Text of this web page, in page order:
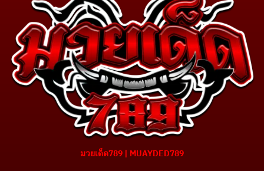
มวยเด็ด789 | MUAYDED789